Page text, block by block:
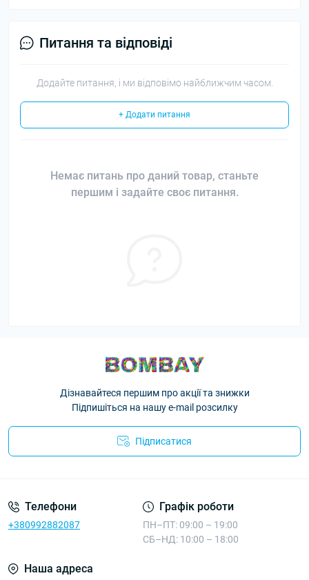
Питання та відповіді
Додайте питання, і ми відповімо найближчим часом.
+ Додати питання
Немає питань про даний товар, станьте
першим і задайте своє питання.
Дізнавайтеся першим про акції та знижки
Підпишіться на нашу e-mail розсилку
Підписатися
Телефони
+380992882087
Графік роботи
ПН–ПТ: 09:00 – 19:00
СБ–НД: 10:00 – 18:00
Наша адреса